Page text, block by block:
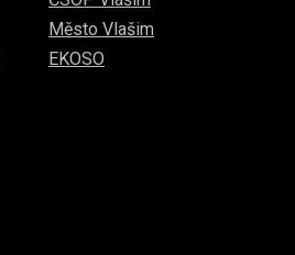
Město Vlašim
EKOSO